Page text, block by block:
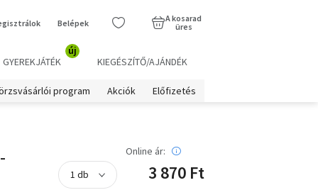
Belépek
A kosarad
üres
GYEREKJÁTÉK
új
KIEGÉSZÍTŐ/AJÁNDÉK
program Akciók Előfizetés
Online ár:
3 870 Ft